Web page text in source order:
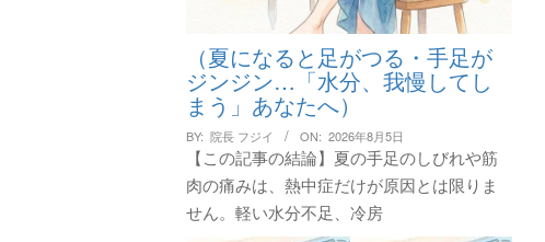
（夏になると足がつる・手足が
ジンジン…「水分、我慢してし
まう」あなたへ）
BY: 院長 フジイ ON: 2026年8月5日
【この記事の結論】夏の手足のしびれや筋
肉の痛みは、熱中症だけが原因とは限りま
せん。軽い水分不足、冷房